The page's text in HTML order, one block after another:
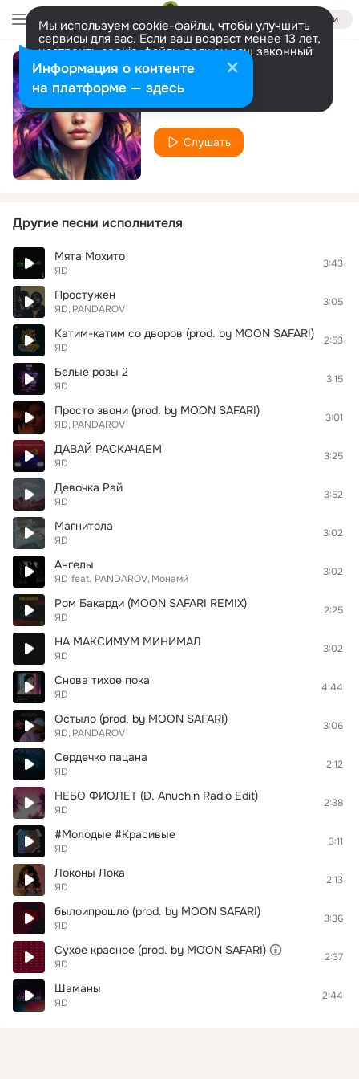
Войти
Мы используем cookie-файлы, чтобы улучшить
сервисы для вас. Если ваш возраст менее 13 лет,
настроить cookie-файлы должен ваш законный
представитель. Больше информации
Разрешить все Настроить
Ярче тысячи звёзд
ЯD
Слушать
Другие песни исполнителя
Мята Мохито
ЯD
3:43
Простужен
ЯD PANDAROV
3:05
Катим-катим со дворов (prod. by MOON SAFARI)
ЯD
2:53
Белые розы 2
ЯD
3:15
Просто звони (prod. by MOON SAFARI)
ЯD PANDAROV
3:01
ДАВАЙ РАСКАЧАЕМ
ЯD
3:25
Девочка Рай
ЯD
3:52
Магнитола
ЯD
3:02
Ангелы
ЯD feat. PANDAROV Монами́
3:02
Ром Бакарди (MOON SAFARI REMIX)
ЯD
2:25
НА МАКСИМУМ МИНИМАЛ
ЯD
3:02
Снова тихое пока
ЯD
4:44
Остыло (prod. by MOON SAFARI)
ЯD PANDAROV
3:06
Сердечко пацана
ЯD
2:12
НЕБО ФИОЛЕТ (D. Anuchin Radio Edit)
ЯD
2:38
#Молодые #Красивые
ЯD
3:11
Локоны Лока
ЯD
2:13
былоипрошло (prod. by MOON SAFARI)
ЯD
3:36
Сухое красное (prod. by MOON SAFARI)
ЯD
2:37
Шаманы
ЯD
2:44
Информация о контенте
на платформе — здесь